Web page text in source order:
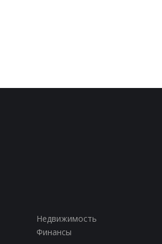
Недвижимость
Финансы